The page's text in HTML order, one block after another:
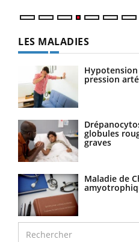
LES MALADIES
pression
globules
graves
Maladie de